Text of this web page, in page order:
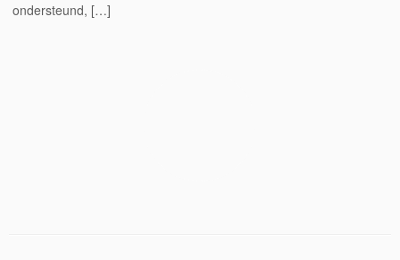
ondersteund, […]